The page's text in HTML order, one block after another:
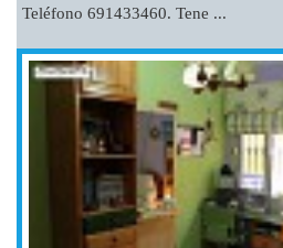
Teléfono 691433460. Tene ...